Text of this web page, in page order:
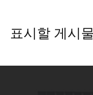
표시할 게시